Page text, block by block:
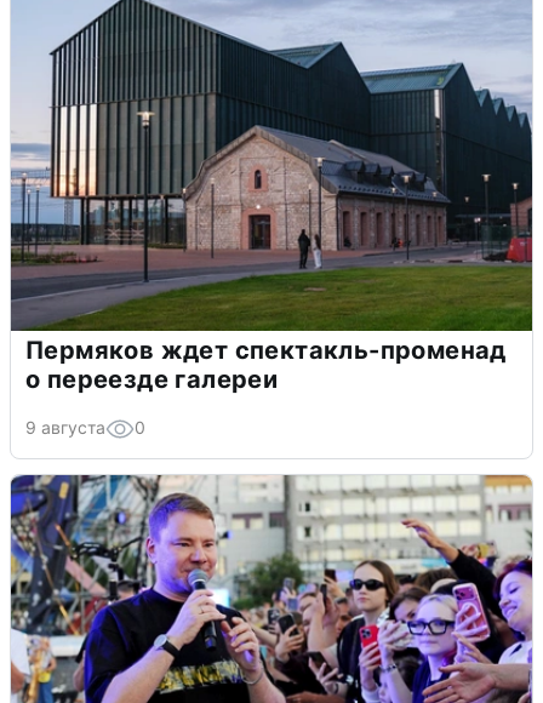
Пермяков ждет спектакль-променад
о переезде галереи
9 августа 0